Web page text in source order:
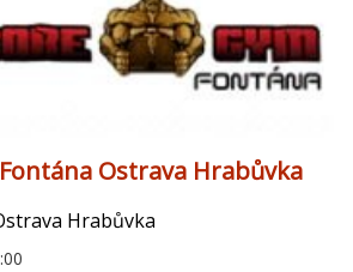
Ostrava Hrabůvka
Hrabůvka